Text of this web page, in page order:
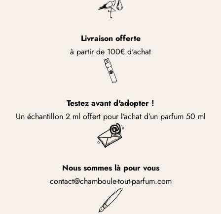
Livraison offerte
à partir de 100€ d'achat
Testez avant d'adopter !
Un échantillon 2 ml offert pour l’achat d’un parfum 50 ml
Nous sommes là pour vous
contact@chamboule-tout-parfum.com